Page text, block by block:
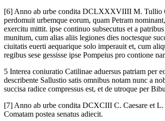
[6]Anno ab urbe condita DCLXXXVIIII M. Tullio
perdomuit urbemque eorum, quam Petram
exercitu mittit. ipse continuo subsecutus et a
munitum, cum alias aliis legiones dies noctesque
ciuitatis euerti aequarique solo imperauit et, cum
regibus sese gessisse ipse Pompeius pro contione
5 Interea coniuratio Catilinae aduersus patriam per
describente Sallustio satis omnibus notam nunc a
succisa radice compressus est, et de utroque per
[7]Anno ab urbe condita DCXCIII C. Caesare et
Comatam postea senatus adiecit.